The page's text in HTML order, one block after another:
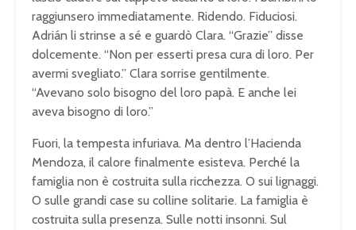
raggiunsero immediatamente. Ridendo. Fiduciosi.
Adrián li strinse a sé e guardò Clara. “Grazie” disse
dolcemente. “Non per esserti presa cura di loro. Per
avermi svegliato.” Clara sorrise gentilmente.
“Avevano solo bisogno del loro papà. E anche lei
aveva bisogno di loro.”
Fuori, la tempesta infuriava. Ma dentro l’Hacienda
Mendoza, il calore finalmente esisteva. Perché la
famiglia non è costruita sulla ricchezza. O sui lignaggi.
O sulle grandi case su colline solitarie. La famiglia è
costruita sulla presenza. Sulle notti insonni. Sul